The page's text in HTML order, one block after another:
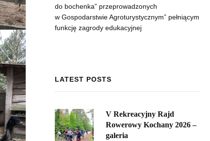
do bochenka” przeprowadzonych
w Gospodarstwie Agroturystycznym” pełniącym
funkcję zagrody edukacyjnej
LATEST POSTS
V Rekreacyjny Rajd
Rowerowy Kochany 2026 –
galeria